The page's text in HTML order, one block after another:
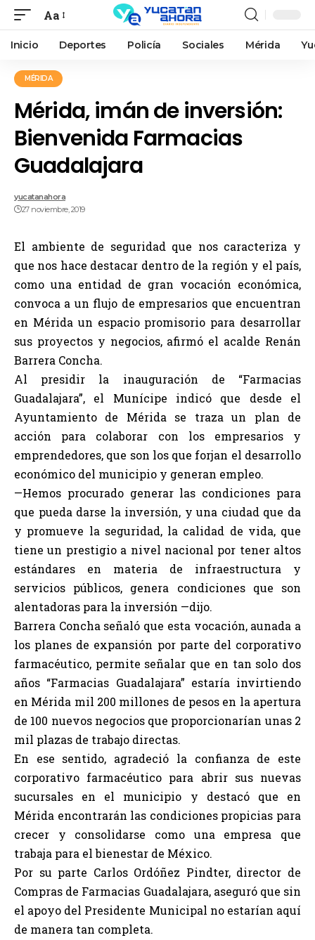
Aa
Inicio Deportes Policía Sociales Mérida
MÉRIDA
Mérida, imán de inversión:
Bienvenida Farmacias
Guadalajara
yucatanahora
27 noviembre, 2019
El ambiente de seguridad que nos caracteriza y
que nos hace destacar dentro de la región y el país,
como una entidad de gran vocación económica,
convoca a un flujo de empresarios que encuentran
en Mérida un espacio promisorio para desarrollar
sus proyectos y negocios, afirmó el acalde Renán
Barrera Concha.
Al presidir la inauguración de “Farmacias
Guadalajara”, el Munícipe indicó que desde el
Ayuntamiento de Mérida se traza un plan de
acción para colaborar con los empresarios y
emprendedores, que son los que forjan el desarrollo
económico del municipio y generan empleo.
—Hemos procurado generar las condiciones para
que pueda darse la inversión, y una ciudad que da
y promueve la seguridad, la calidad de vida, que
tiene un prestigio a nivel nacional por tener altos
estándares en materia de infraestructura y
servicios públicos, genera condiciones que son
alentadoras para la inversión —dijo.
Barrera Concha señaló que esta vocación, aunada a
los planes de expansión por parte del corporativo
farmacéutico, permite señalar que en tan solo dos
años “Farmacias Guadalajara” estaría invirtiendo
en Mérida mil 200 millones de pesos en la apertura
de 100 nuevos negocios que proporcionarían unas 2
mil plazas de trabajo directas.
En ese sentido, agradeció la confianza de este
corporativo farmacéutico para abrir sus nuevas
sucursales en el municipio y destacó que en
Mérida encontrarán las condiciones propicias para
crecer y consolidarse como una empresa que
trabaja para el bienestar de México.
Por su parte Carlos Ordóñez Pindter, director de
Compras de Farmacias Guadalajara, aseguró que sin
el apoyo del Presidente Municipal no estarían aquí
de manera tan completa.